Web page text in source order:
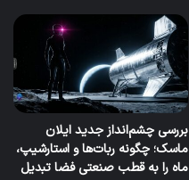
بررسی چشم‌انداز جدید ایلان
ماسک؛ چگونه ربات‌ها و استارشیپ،
ماه را به قطب صنعتی فضا تبدیل